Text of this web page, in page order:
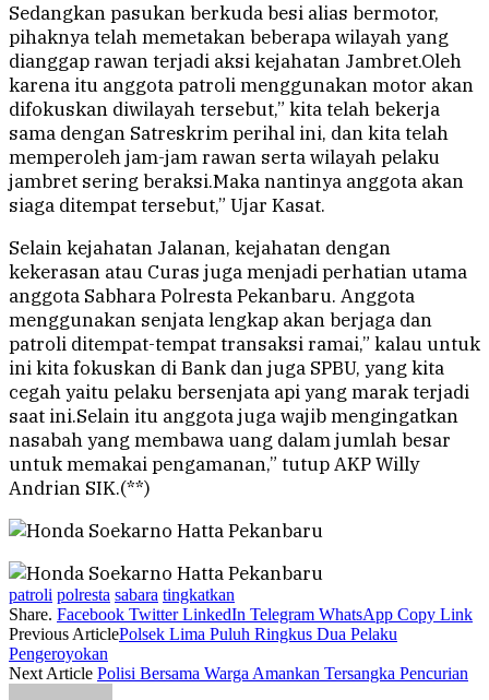
Sedangkan pasukan berkuda besi alias bermotor,
pihaknya telah memetakan beberapa wilayah yang
dianggap rawan terjadi aksi kejahatan Jambret.Oleh
karena itu anggota patroli menggunakan motor akan
difokuskan diwilayah tersebut,” kita telah bekerja
sama dengan Satreskrim perihal ini, dan kita telah
memperoleh jam-jam rawan serta wilayah pelaku
jambret sering beraksi.Maka nantinya anggota akan
siaga ditempat tersebut,” Ujar Kasat.
Selain kejahatan Jalanan, kejahatan dengan
kekerasan atau Curas juga menjadi perhatian utama
anggota Sabhara Polresta Pekanbaru. Anggota
menggunakan senjata lengkap akan berjaga dan
patroli ditempat-tempat transaksi ramai,” kalau untuk
ini kita fokuskan di Bank dan juga SPBU, yang kita
cegah yaitu pelaku bersenjata api yang marak terjadi
saat ini.Selain itu anggota juga wajib mengingatkan
nasabah yang membawa uang dalam jumlah besar
untuk memakai pengamanan,” tutup AKP Willy
Andrian SIK.(**)
patroli polresta sabara tingkatkan
Share. Facebook Twitter LinkedIn Telegram WhatsApp Copy Link
Previous ArticlePolsek Lima Puluh Ringkus Dua Pelaku
Pengeroyokan
Next Article Polisi Bersama Warga Amankan Tersangka Pencurian